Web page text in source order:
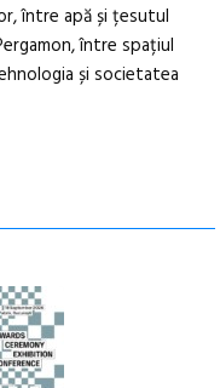
între apă și țesutul
între spațiul
și societatea